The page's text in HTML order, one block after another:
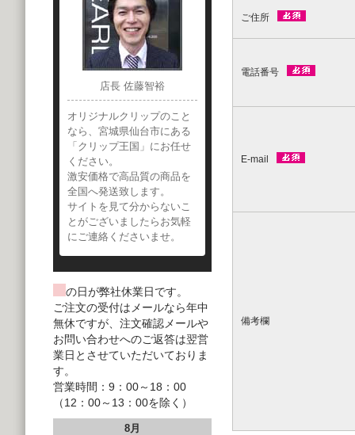
ご住所
電話番号
E-mail
備考欄
店長 佐藤智裕
オリジナルクリップのこと
なら、宮城県仙台市にある
「クリップ王国」にお任せ
ください。
激安価格で高品質の商品を
全国へ発送致します。
サイトを見て分からないこ
とがございましたらお気軽
にご連絡くださいませ。
の日が弊社休業日です。
ご注文の受付はメールなら年中
無休ですが、注文確認メールや
お問い合わせへのご返答は翌営
業日とさせていただいておりま
す。
営業時間：9：00～18：00
（12：00～13：00を除く）
8月